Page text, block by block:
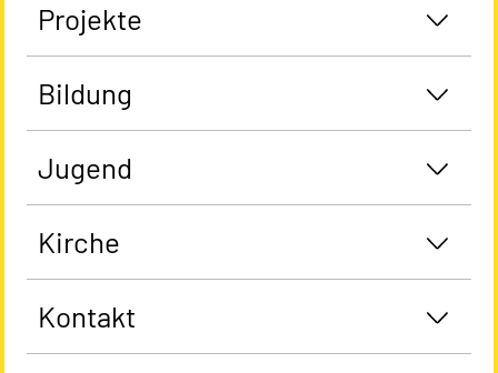
Projekte
Bildung
Jugend
Kirche
Kontakt